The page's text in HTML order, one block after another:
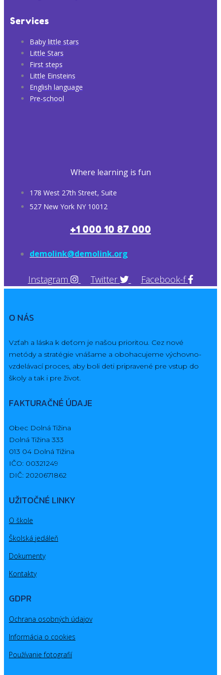
Services
Baby little stars
Little Stars
First steps
Little Einsteins
English language
Pre-school
Where learning is fun
178 West 27th Street, Suite
527 New York NY 10012
+1 000 10 87 000
demolink@demolink.org
Instagram Twitter Facebook-f
O NÁS
Vzťah a láska k deťom je našou prioritou. Cez nové
metódy a stratégie vnášame a obohacujeme výchovno-
vzdelávací proces, aby boli deti pripravené pre vstup do
školy a tak i pre život.
FAKTURAČNÉ ÚDAJE
Obec Dolná Tižina
Dolná Tižina 333
013 04 Dolná Tižina
IČO: 00321249
DIČ: 2020671862
UŽITOČNÉ LINKY
O škole
Školská jedáleň
Dokumenty
Kontakty
GDPR
Ochrana osobných údajov
Informácia o cookies
Používanie fotografií